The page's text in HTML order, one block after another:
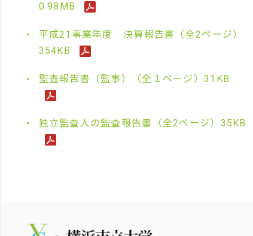
0.98MB
平成21事業年度 決算報告書（全2ページ）
354KB
監査報告書（監事）（全１ページ）31KB
独立監査人の監査報告書（全2ページ）35KB